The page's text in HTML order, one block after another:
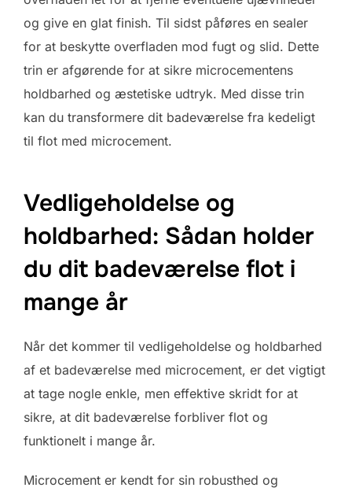
og give en glat finish. Til sidst påføres en sealer
for at beskytte overfladen mod fugt og slid. Dette
trin er afgørende for at sikre microcementens
holdbarhed og æstetiske udtryk. Med disse trin
kan du transformere dit badeværelse fra kedeligt
til flot med microcement.
Vedligeholdelse og
holdbarhed: Sådan holder
du dit badeværelse flot i
mange år
Når det kommer til vedligeholdelse og holdbarhed
af et badeværelse med microcement, er det vigtigt
at tage nogle enkle, men effektive skridt for at
sikre, at dit badeværelse forbliver flot og
funktionelt i mange år.
Microcement er kendt for sin robusthed og